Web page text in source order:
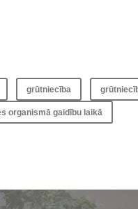
grūtniecība
organismā gaidību laikā